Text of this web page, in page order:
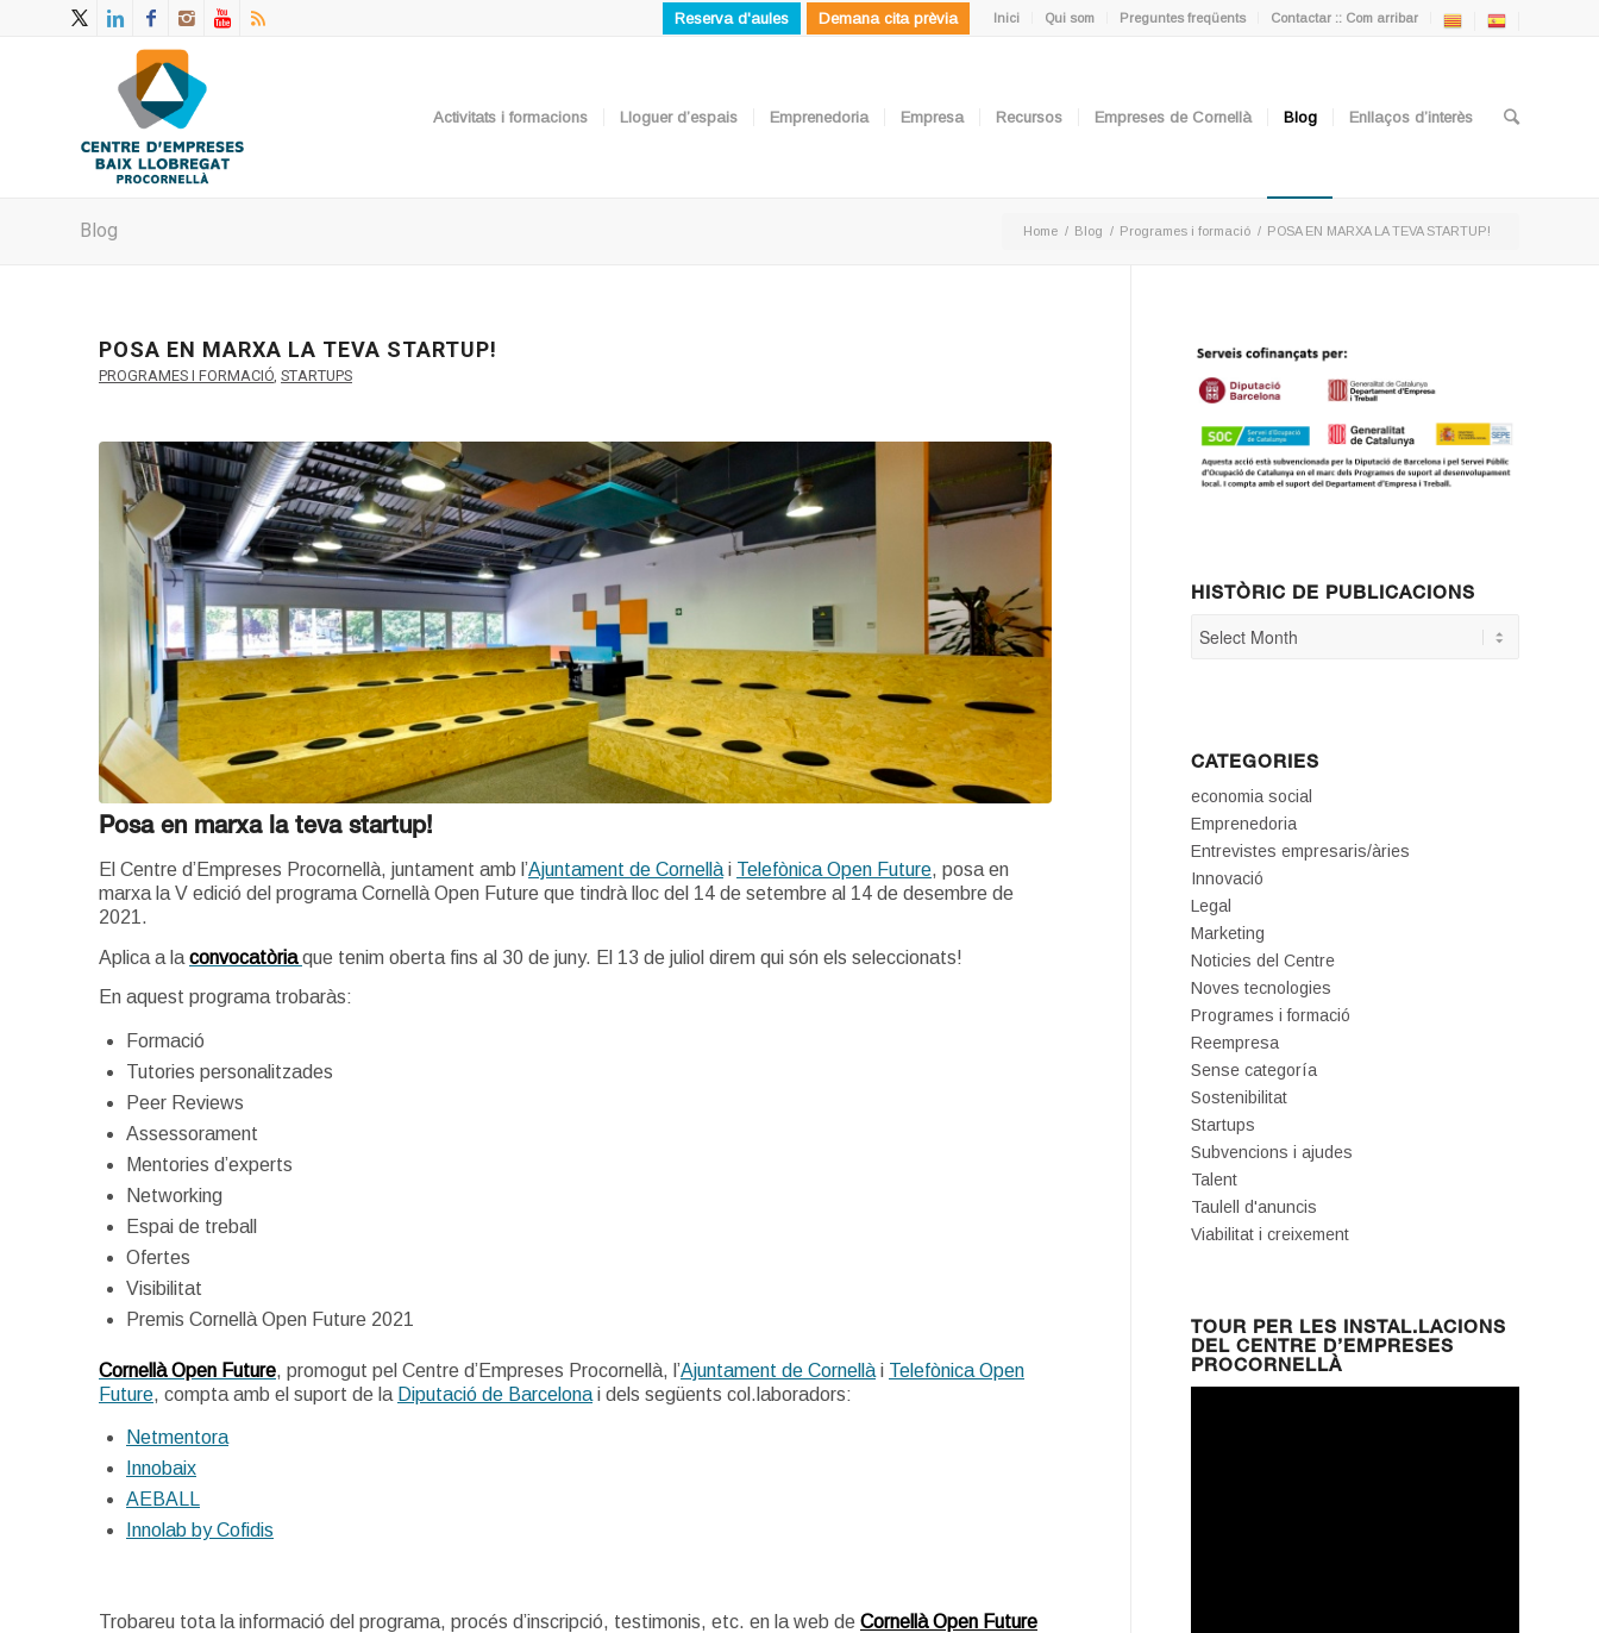
Inici Qui som Preguntes freqüents Contactar :: Com arribar
Reserva d'aules Demana cita prèvia
Activitats i formacions Lloguer d’espais Emprenedoria Empresa Recursos Empreses de Cornellà Blog Enllaços d’interès
Blog Home / Blog / Programes i formació / POSA EN MARXA LA TEVA STARTUP!
POSA EN MARXA LA TEVA STARTUP!
PROGRAMES I FORMACIÓ, STARTUPS
Posa en marxa la teva startup!
El Centre d’Empreses Procornellà, juntament amb l’Ajuntament de Cornellà i Telefònica Open Future, posa en
marxa la V edició del programa Cornellà Open Future que tindrà lloc del 14 de setembre al 14 de desembre de
2021.
Aplica a la convocatòria que tenim oberta fins al 30 de juny. El 13 de juliol direm qui són els seleccionats!
En aquest programa trobaràs:
Formació
Tutories personalitzades
Peer Reviews
Assessorament
Mentories d’experts
Networking
Espai de treball
Ofertes
Visibilitat
Premis Cornellà Open Future 2021
Cornellà Open Future, promogut pel Centre d’Empreses Procornellà, l’Ajuntament de Cornellà i Telefònica Open
Future, compta amb el suport de la Diputació de Barcelona i dels següents col.laboradors:
Netmentora
Innobaix
AEBALL
Innolab by Cofidis
Trobareu tota la informació del programa, procés d’inscripció, testimonis, etc. en la web de Cornellà Open Future
HISTÒRIC DE PUBLICACIONS
CATEGORIES
economia social
Emprenedoria
Entrevistes empresaris/àries
Innovació
Legal
Marketing
Noticies del Centre
Noves tecnologies
Programes i formació
Reempresa
Sense categoría
Sostenibilitat
Startups
Subvencions i ajudes
Talent
Taulell d'anuncis
Viabilitat i creixement
TOUR PER LES INSTAL.LACIONS
DEL CENTRE D’EMPRESES
PROCORNELLÀ